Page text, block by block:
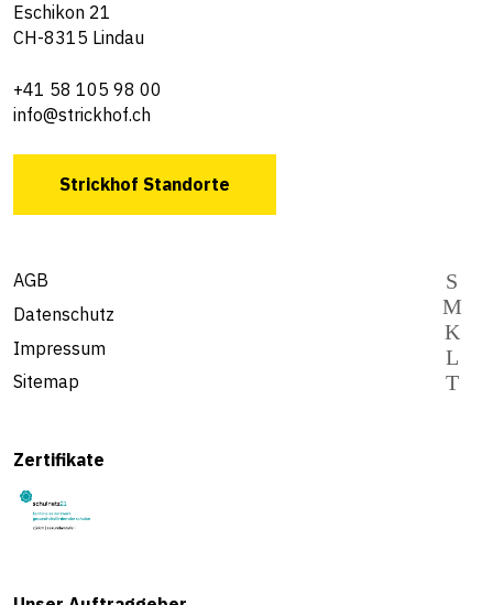
Eschikon 21
CH-8315 Lindau
+41 58 105 98 00
info@strickhof.ch
Strickhof Standorte
AGB
Datenschutz
Impressum
Sitemap
Zertifikate